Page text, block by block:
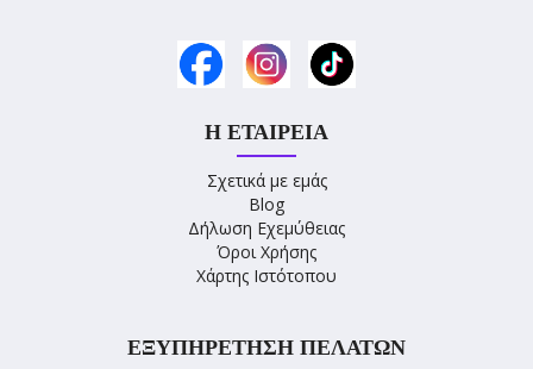
Η ΕΤΑΙΡΕΊΑ
Σχετικά με εμάς
Blog
Δήλωση Εχεμύθειας
Όροι Χρήσης
Χάρτης Ιστότοπου
ΕΞΥΠΗΡΈΤΗΣΗ ΠΕΛΑΤΏΝ